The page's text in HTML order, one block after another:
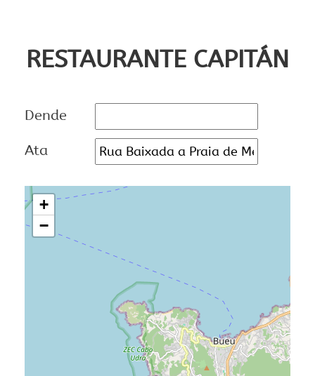
RESTAURANTE CAPITÁN
Dende
Ata
+
−